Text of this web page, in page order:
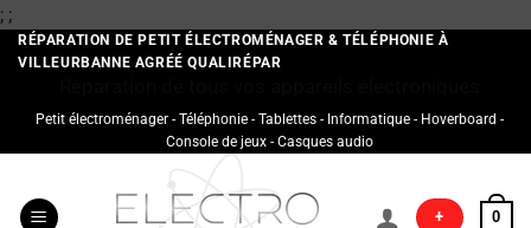
; ;Passer
au
contenu
RÉPARATION DE PETIT ÉLECTROMÉNAGER & TÉLÉPHONIE À
VILLEURBANNE AGRÉÉ QUALIRÉPAR
Petit électroménager - Téléphonie - Tablettes - Informatique - Hoverboard -
Console de jeux - Casques audio
+ 0